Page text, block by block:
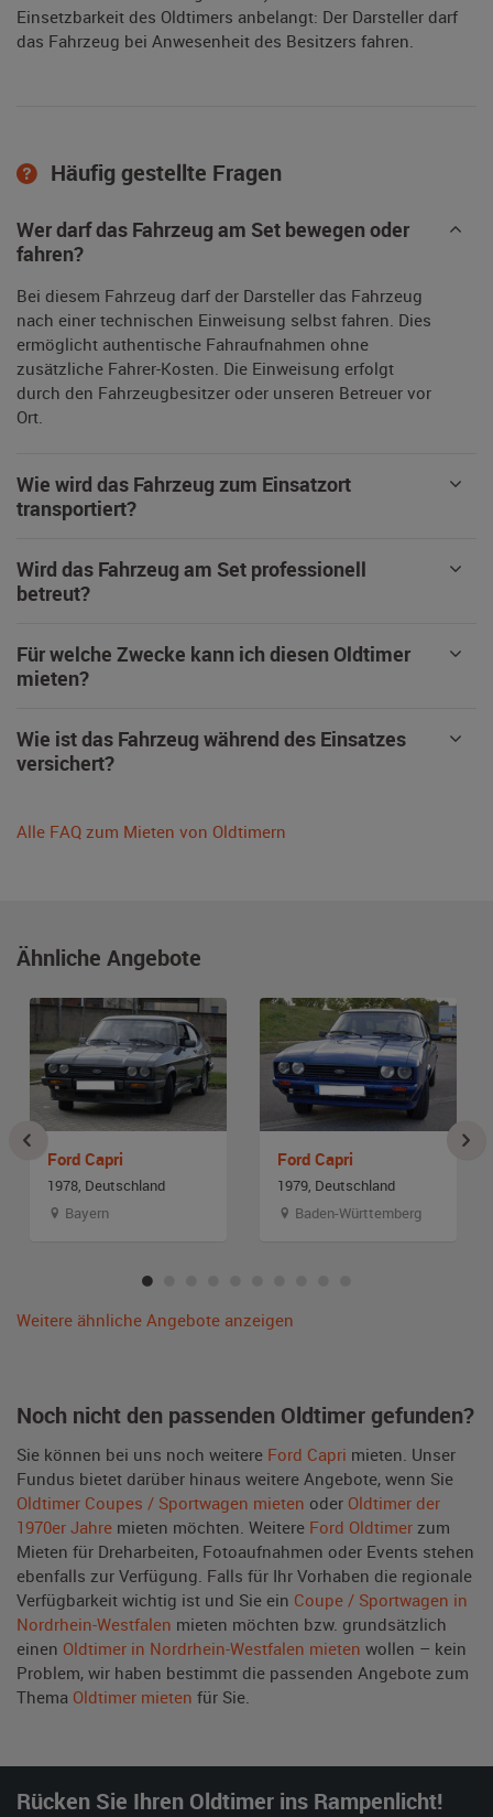
Einsetzbarkeit des Oldtimers anbelangt: Der Darsteller darf
das Fahrzeug bei Anwesenheit des Besitzers fahren.
Häufig gestellte Fragen
Wer darf das Fahrzeug am Set bewegen oder
fahren?
Bei diesem Fahrzeug darf der Darsteller das Fahrzeug
nach einer technischen Einweisung selbst fahren. Dies
ermöglicht authentische Fahraufnahmen ohne
zusätzliche Fahrer-Kosten. Die Einweisung erfolgt
durch den Fahrzeugbesitzer oder unseren Betreuer vor
Ort.
Wie wird das Fahrzeug zum Einsatzort
transportiert?
Wird das Fahrzeug am Set professionell
betreut?
Für welche Zwecke kann ich diesen Oldtimer
mieten?
Wie ist das Fahrzeug während des Einsatzes
versichert?
Alle FAQ zum Mieten von Oldtimern
Ähnliche Angebote
Ford Capri
1978, Deutschland
Bayern
Ford Capri
1979, Deutschland
Baden-Württemberg
Weitere ähnliche Angebote anzeigen
Noch nicht den passenden Oldtimer gefunden?
Sie können bei uns noch weitere Ford Capri mieten. Unser
Fundus bietet darüber hinaus weitere Angebote, wenn Sie
Oldtimer Coupes / Sportwagen mieten oder Oldtimer der
1970er Jahre mieten möchten. Weitere Ford Oldtimer zum
Mieten für Dreharbeiten, Fotoaufnahmen oder Events stehen
ebenfalls zur Verfügung. Falls für Ihr Vorhaben die regionale
Verfügbarkeit wichtig ist und Sie ein Coupe / Sportwagen in
Nordrhein-Westfalen mieten möchten bzw. grundsätzlich
einen Oldtimer in Nordrhein-Westfalen mieten wollen – kein
Problem, wir haben bestimmt die passenden Angebote zum
Thema Oldtimer mieten für Sie.
Rücken Sie Ihren Oldtimer ins Rampenlicht!